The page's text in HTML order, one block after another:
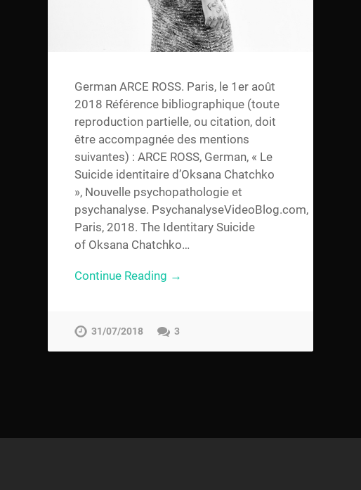
German ARCE ROSS. Paris, le 1er août
2018 Référence bibliographique (toute
reproduction partielle, ou citation, doit
être accompagnée des mentions
suivantes) : ARCE ROSS, German, « Le
Suicide identitaire d’Oksana Chatchko
», Nouvelle psychopathologie et
psychanalyse. PsychanalyseVideoBlog.com,
Paris, 2018. The Identitary Suicide
of Oksana Chatchko…
Continue Reading →
31/07/2018 3